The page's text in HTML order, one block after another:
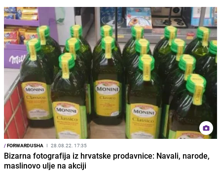
/FORWARDUSHA I 28.08.22. 17:35
Bizarna fotografija iz hrvatske prodavnice: Navali, narode,
maslinovo ulje na akciji